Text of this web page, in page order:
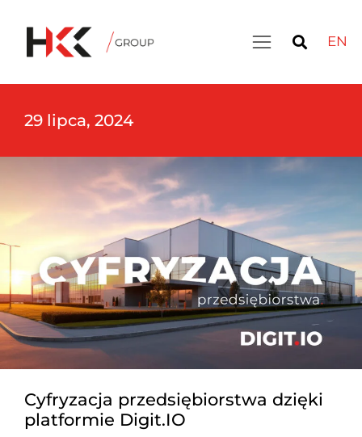
EN
29 lipca, 2024
Cyfryzacja przedsiębiorstwa dzięki
platformie Digit.IO